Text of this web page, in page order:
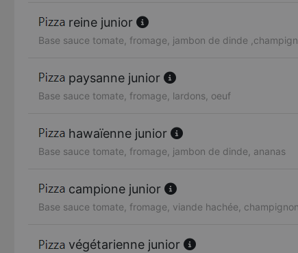
reine junior
Base sauce tomate, fromage, jambon de dinde
paysanne junior
Base sauce tomate, fromage, lardons, oeuf
hawaïenne junior
Base sauce tomate, fromage, jambon de dinde, ananas
campione junior
Base sauce tomate, fromage, viande hachée,
végétarienne junior